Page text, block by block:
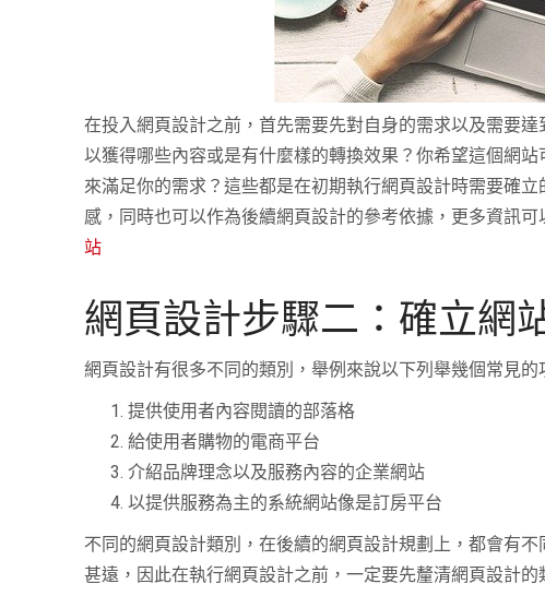
在投入網頁設計之前，首先需要先對自身的需求以及需要
以獲得哪些內容或是有什麼樣的轉換效果？你希望這個網
來滿足你的需求？這些都是在初期執行網頁設計時需要確
感，同時也可以作為後續網頁設計的參考依據，更多資訊可
站
網頁設計步驟二：確立網
網頁設計有很多不同的類別，舉例來說以下列舉幾個常見的
提供使用者內容閱讀的部落格
給使用者購物的電商平台
介紹品牌理念以及服務內容的企業網站
以提供服務為主的系統網站像是訂房平台
不同的網頁設計類別，在後續的網頁設計規劃上，都會有
甚遠，因此在執行網頁設計之前，一定要先釐清網頁設計的